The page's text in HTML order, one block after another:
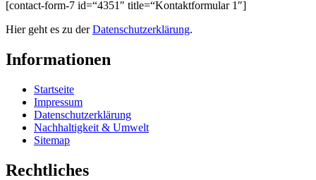
[contact-form-7 id=“4351″ title=“Kontaktformular 1″]
Hier geht es zu derDatenschutzerklärung.
Informationen
Startseite
Impressum
Datenschutzerklärung
Nachhaltigkeit & Umwelt
Sitemap
Rechtliches